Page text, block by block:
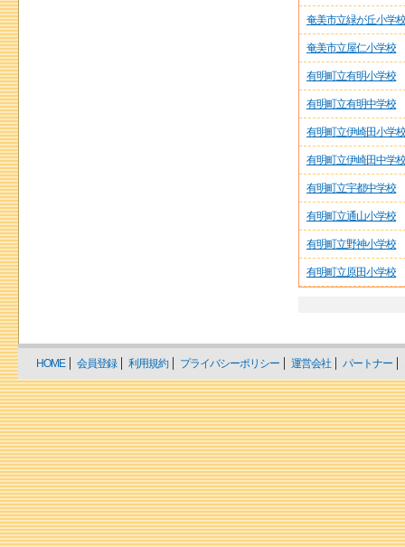
奄美市立緑が丘小学校
奄美市立屋仁小学校
有明町立有明小学校
有明町立有明中学校
有明町立伊崎田小学校
有明町立伊崎田中学校
有明町立宇都中学校
有明町立通山小学校
有明町立野神小学校
有明町立原田小学校
HOME 会員登録 利用規約 プライバシーポリシー 運営会社 パートナー